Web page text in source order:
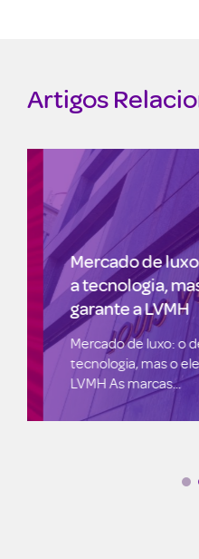
Artigos
Mercado de luxo:
a tecnologia, mas
garante a LVMH
Mercado de luxo: o
tecnologia, mas o
LVMH As marcas...